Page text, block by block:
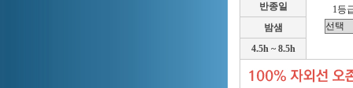
1등
반종일
밤샘
4.5h ~ 8.5h